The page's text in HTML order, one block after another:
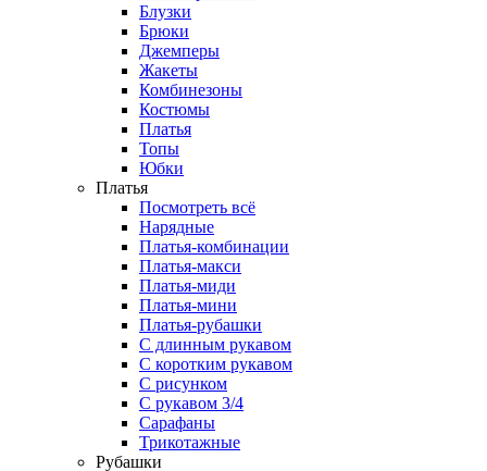
Блузки
Брюки
Джемперы
Жакеты
Комбинезоны
Костюмы
Платья
Топы
Юбки
Платья
Посмотреть всё
Нарядные
Платья-комбинации
Платья-макси
Платья-миди
Платья-мини
Платья-рубашки
С длинным рукавом
С коротким рукавом
С рисунком
С рукавом 3/4
Сарафаны
Трикотажные
Рубашки